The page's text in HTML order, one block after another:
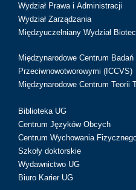
Wydział Prawa i Administracji
Wydział Zarządzania
Międzyuczelniany Wydział
Międzynarodowe Centrum
Przeciwnowotworowymi (ICCVS)
Międzynarodowe Centrum Teorii
Biblioteka UG
Centrum Języków Obcych
Centrum Wychowania
Szkoły doktorskie
Wydawnictwo UG
Biuro Karier UG